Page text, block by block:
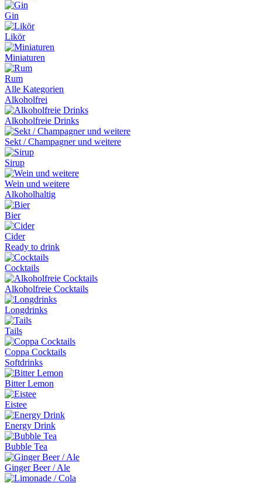
Gin
Likör
Miniaturen
Rum
Alle Kategorien
Alkoholfrei
Alkoholfreie Drinks
Sekt / Champagner und weitere
Sirup
Wein und weitere
Alkoholhaltig
Bier
Cider
Ready to drink
Cocktails
Alkoholfreie Cocktails
Longdrinks
Tails
Coppa Cocktails
Softdrinks
Bitter Lemon
Eistee
Energy Drink
Bubble Tea
Ginger Beer / Ale